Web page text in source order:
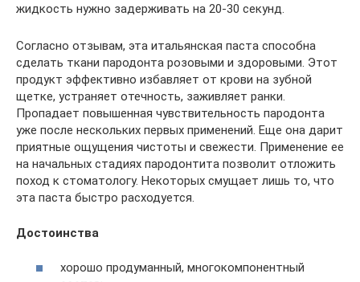
жидкость нужно задерживать на 20-30 секунд.
Согласно отзывам, эта итальянская паста способна
сделать ткани пародонта розовыми и здоровыми. Этот
продукт эффективно избавляет от крови на зубной
щетке, устраняет отечность, заживляет ранки.
Пропадает повышенная чувствительность пародонта
уже после нескольких первых применений. Еще она дарит
приятные ощущения чистоты и свежести. Применение ее
на начальных стадиях пародонтита позволит отложить
поход к стоматологу. Некоторых смущает лишь то, что
эта паста быстро расходуется.
Достоинства
хорошо продуманный, многокомпонентный